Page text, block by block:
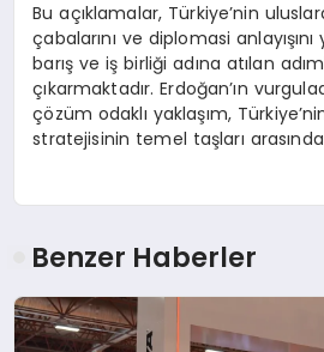
Bu açıklamalar, Türkiye’nin
çabalarını ve diplomasi anlayışını
barış ve iş birliği adına atılan
çıkarmaktadır. Erdoğan’ın
çözüm odaklı yaklaşım,
stratejisinin temel taşları
Benzer Haberler